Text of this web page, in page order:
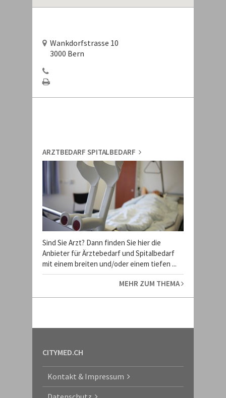
Wankdorfstrasse 10
3000 Bern
ARZTBEDARF SPITALBEDARF
Sind Sie Arzt? Dann finden Sie hier die
Anbieter für Ärztebedarf und Spitalbedarf
mit einem breiten und/oder einem tiefen ...
MEHR ZUM THEMA
CITYMED.CH
Kontakt & Impressum